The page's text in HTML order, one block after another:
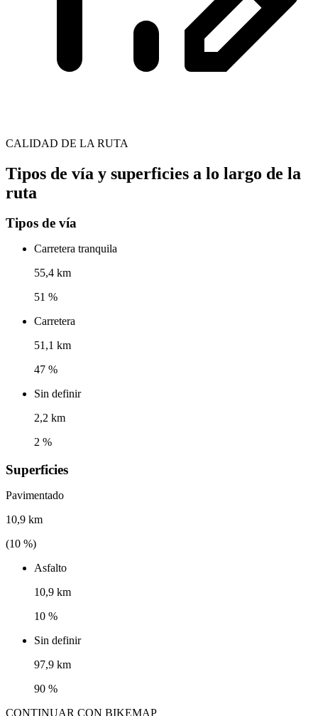
CALIDAD DE LA RUTA
Tipos de vía y superficies a lo largo de la
ruta
Tipos de vía
Carretera tranquila
55,4 km
51 %
Carretera
51,1 km
47 %
Sin definir
2,2 km
2 %
Superficies
Pavimentado
10,9 km
(10 %)
Asfalto
10,9 km
10 %
Sin definir
97,9 km
90 %
CONTINUAR CON BIKEMAP